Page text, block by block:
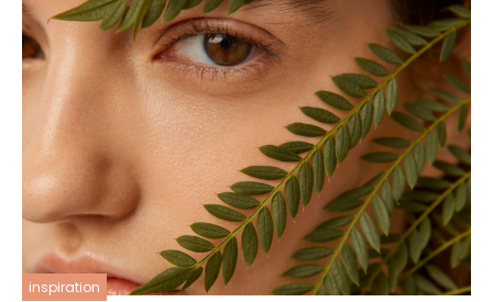
inspiration